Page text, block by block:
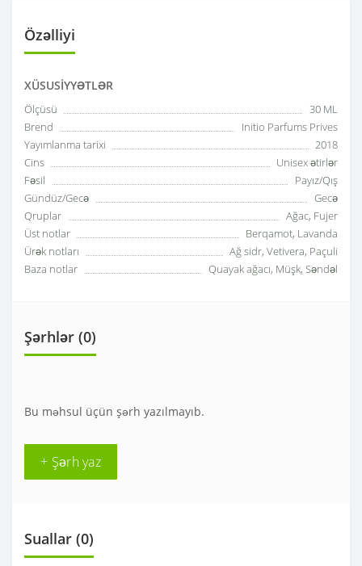
Özəlliyi
XÜSUSIYYƏTLƏR
Ölçüsü
30 ML
Brend
Initio Parfums Prives
Yayımlanma tarixi
2018
Cins
Unisex ətirlər
Fəsil
Payız/Qış
Gündüz/Gecə
Gecə
Qruplar
Ağac, Fujer
Üst notlar
Berqamot, Lavanda
Ürək notları
Ağ sidr, Vetivera, Paçuli
Baza notlar
Quayak ağacı, Müşk, Səndəl
Şərhlər (0)
Bu məhsul üçün şərh yazılmayıb.
+ Şərh yaz
Suallar (0)